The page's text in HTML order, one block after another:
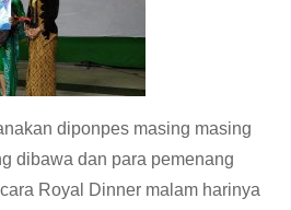
diponpes masing masing
dibawa dan para pemenang
Royal Dinner malam harinya